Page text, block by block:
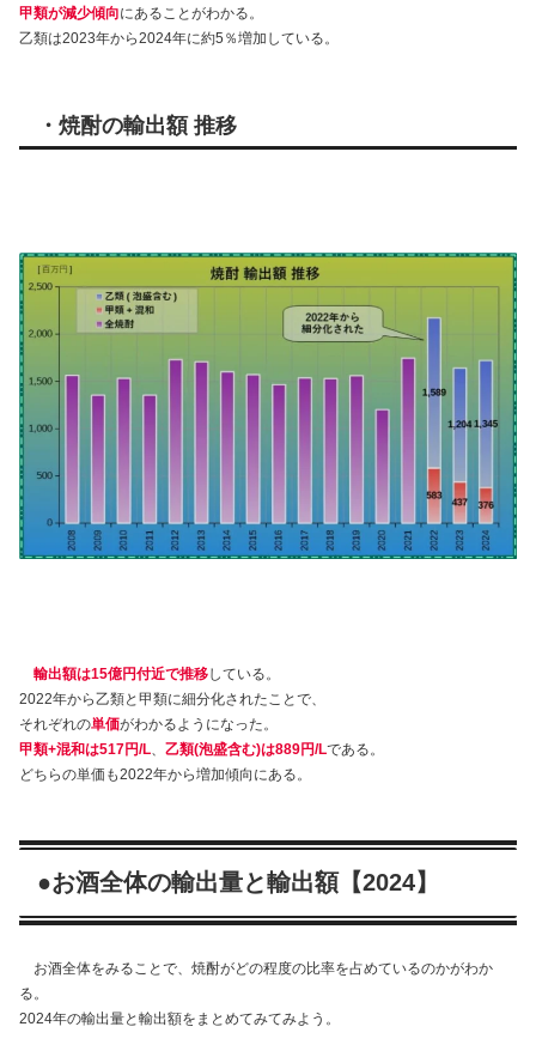
甲類が減少傾向にあることがわかる。
乙類は2023年から2024年に約5％増加している。
・焼酎の輸出額 推移
輸出額は15億円付近で推移している。
2022年から乙類と甲類に細分化されたことで、
それぞれの単価がわかるようになった。
甲類+混和は517円/L
乙類(泡盛含む)は889円/Lである。
どちらの単価も2022年から増加傾向にある。
●お酒全体の輸出量と輸出額【2024】
お酒全体をみることで、焼酎がどの程度の比率を占めているのかがわか
る。
2024年の輸出量と輸出額をまとめてみてみよう。